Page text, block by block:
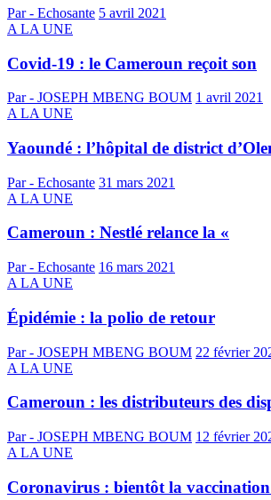
Par - Echosante 5 avril 2021
A LA UNE
Covid-19 : le Cameroun reçoit son
Par - JOSEPH MBENG BOUM 1 avril 2021
A LA UNE
Yaoundé : l’hôpital de district
Par - Echosante 31 mars 2021
A LA UNE
Cameroun : Nestlé relance la «
Par - Echosante 16 mars 2021
A LA UNE
Épidémie : la polio de retour
Par - JOSEPH MBENG BOUM 22 février
A LA UNE
Cameroun : les distributeurs des
Par - JOSEPH MBENG BOUM 12 février
A LA UNE
Coronavirus : bientôt la